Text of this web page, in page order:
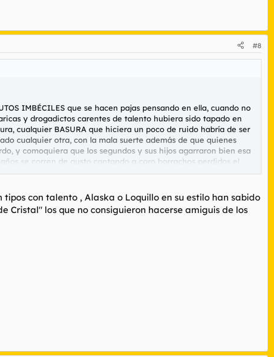
#8
IMBÉCILES que se hacen pajas pensando en ella, cuando no
y drogadictos carentes de talento hubiera sido tapado en
cualquier BASURA que hiciera un poco de ruido habría de ser
cualquier otra, con la mala suerte además de que quienes
y comoquiera que los segundos y sus hijos agarraron bien esa
se corren de gusto cantando a coro borrachos perdidos el
de ayer", mierdón entre los mierdones, y se creen que mola y,
con talento , Alaska o Loquillo en su estilo han sabido
Cristal" los que no consiguieron hacerse amiguis de los